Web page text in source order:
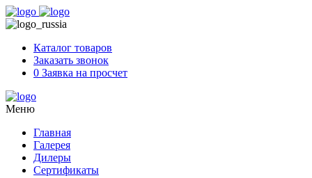
Skip
to
Каталог товаров
Заказать звонок
0 Заявка на просчет
Меню
Главная
Галерея
Дилеры
Сертификаты